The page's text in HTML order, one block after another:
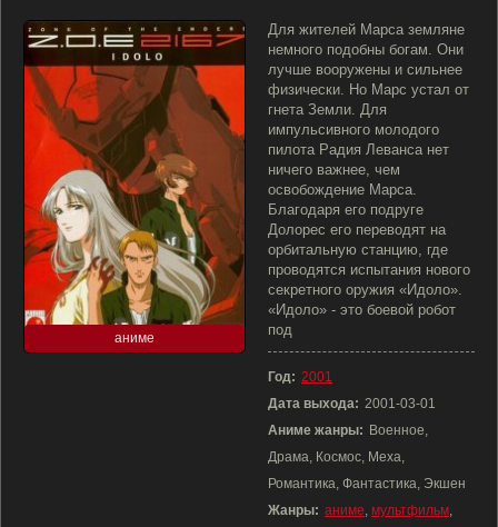
аниме
Для жителей Марса земляне
немного подобны богам. Они
лучше вооружены и сильнее
физически. Но Марс устал от
гнета Земли. Для
импульсивного молодого
пилота Радия Леванса нет
ничего важнее, чем
освобождение Марса.
Благодаря его подруге
Долорес его переводят на
орбитальную станцию, где
проводятся испытания нового
секретного оружия «Идоло».
«Идоло» - это боевой робот
под
Год: 2001
Дата выхода: 2001-03-01
Аниме жанры: Военное,
Драма, Космос, Меха,
Романтика, Фантастика, Экшен
Жанры: аниме, мультфильм,